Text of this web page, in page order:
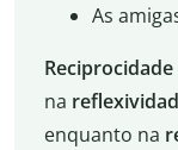
As
Reciprocidade
na
enquanto na